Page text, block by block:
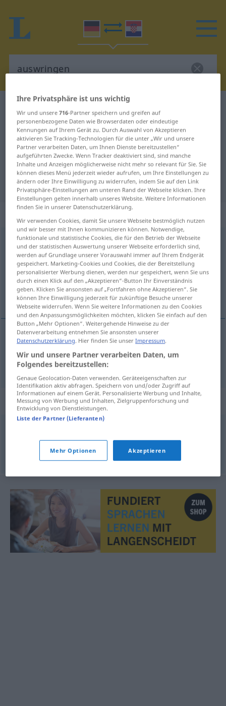
Deutsch-Kroatisch Übersetzung für
"auswringen"
"auswringen" Kroatisch
Übersetzung
auswringen <trennb;-ge->
Übersicht aller Übersetzungen
(Für mehr Details die Übersetzung anklicken/antippen)
iscijediti, izažeti
iscijediti(-cjeđivati), (-žimati)
auswringen
Wäsche
Synonyme für "auswringen"
© OpenThesaurus.de
Ihre Privatsphäre ist uns wichtig
Wir und unsere716-Partner speichern und greifen auf
personenbezogene Daten wie Browserdaten oder eindeutige
Kennungen auf Ihrem Gerät zu. Durch Auswahl von Akzeptieren
aktivieren Sie Tracking-Technologien für die unter „Wir und unsere
Partner verarbeiten Daten, um Ihnen Dienste bereitzustellen“
aufgeführten Zwecke. Wenn Tracker deaktiviert sind, sind manche
Inhalte und Anzeigen möglicherweise nicht mehr so relevant für Sie. Sie
können dieses Menü jederzeit wieder aufrufen, um Ihre Einstellungen zu
ändern oder Ihre Einwilligung zu widerrufen, indem Sie auf den Link
Privatsphäre-Einstellungen am unteren Rand der Webseite klicken. Ihre
Einstellungen gelten innerhalb unseres Website. Weitere Informationen
finden Sie in unserer Datenschutzerklärung.
Wir verwenden Cookies, damit Sie unsere Webseite bestmöglich nutzen
und wir besser mit Ihnen kommunizieren können. Notwendige,
funktionale und statistische Cookies, die für den Betrieb der Webseite
und der statistischen Auswertung unserer Webseite erforderlich sind,
werden auf Grundlage unserer Vorauswahl immer auf Ihrem Endgerät
gespeichert. Marketing-Cookies und Cookies, die der Bereitstellung
personalisierter Werbung dienen, werden nur gespeichert, wenn Sie uns
durch einen Klick auf den „Akzeptieren“-Button Ihr Einverständnis
geben. Klicken Sie ansonsten auf „Fortfahren ohne Akzeptieren“. Sie
können Ihre Einwilligung jederzeit für zukünftige Besuche unserer
Webseite widerrufen. Wenn Sie weitere Informationen zu den Cookies
und den Anpassungsmöglichkeiten möchten, klicken Sie einfach auf den
Button „Mehr Optionen“. Weitergehende Hinweise zu der
Datenverarbeitung entnehmen Sie ansonsten unserer
Datenschutzerklärung. Hier finden Sie unserImpressum.
Wir und unsere Partner verarbeiten Daten, um
Folgendes bereitzustellen:
Genaue Geolocation-Daten verwenden. Geräteeigenschaften zur
Identifikation aktiv abfragen. Speichern von und/oder Zugriff auf
Informationen auf einem Gerät. Personalisierte Werbung und Inhalte,
Messung von Werbung und Inhalten, Zielgruppenforschung und
Entwicklung von Dienstleistungen.
Liste der Partner (Lieferanten)
Mehr Optionen Akzeptieren